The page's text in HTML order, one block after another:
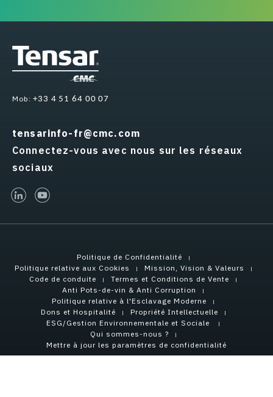
Mob: +33 4 51 64 00 07
tensarinfo-fr@cmc.com
Connectez-vous avec nous sur les réseaux
sociaux
linked-inyoutube
Politique de Confidentialité
Politique relative aux Cookies
Mission, Vision & Valeurs
Code de conduite
Termes et Conditions de Vente
Anti Pots-de-vin & Anti Corruption
Politique relative à l'Esclavage Moderne
Dons et Hospitalité
Propriété Intellectuelle
ESG/Gestion Environnementale et Sociale
Qui sommes-nous ?
Mettre à jour les paramètres de confidentialité